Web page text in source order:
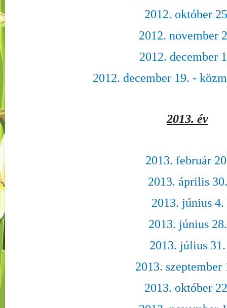
2012. október
2012. november
2012. december
2012. december 19. -
2013. év
2013. február
2013. április 30.
2013. június 4.
2013. június 28.
2013. július 31.
2013. szeptember
2013. október